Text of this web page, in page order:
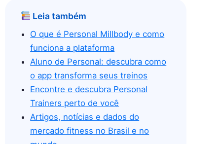
Leia também
O que é Personal Millbody e como
funciona a plataforma
Aluno de Personal: descubra como
o app transforma seus treinos
Encontre e descubra Personal
Trainers perto de você
Artigos, notícias e dados do
mercado fitness no Brasil e no